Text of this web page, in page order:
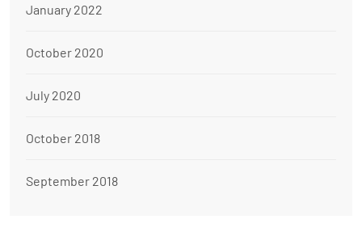
January 2022
October 2020
July 2020
October 2018
September 2018